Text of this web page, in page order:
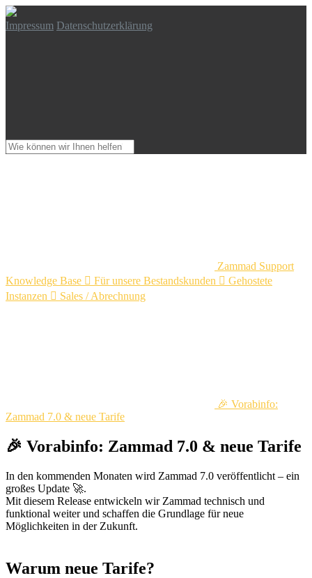
Impressum Datenschutzerklärung
Zammad Support
Knowledge Base  Für unsere Bestandskunden  Gehostete
Instanzen  Sales / Abrechnung
🎉 Vorabinfo:
Zammad 7.0 & neue Tarife
🎉 Vorabinfo: Zammad 7.0 & neue Tarife
In den kommenden Monaten wird Zammad 7.0 veröffentlicht – ein
großes Update 🚀.
Mit diesem Release entwickeln wir Zammad technisch und
funktional weiter und schaffen die Grundlage für neue
Möglichkeiten in der Zukunft.
Warum neue Tarife?